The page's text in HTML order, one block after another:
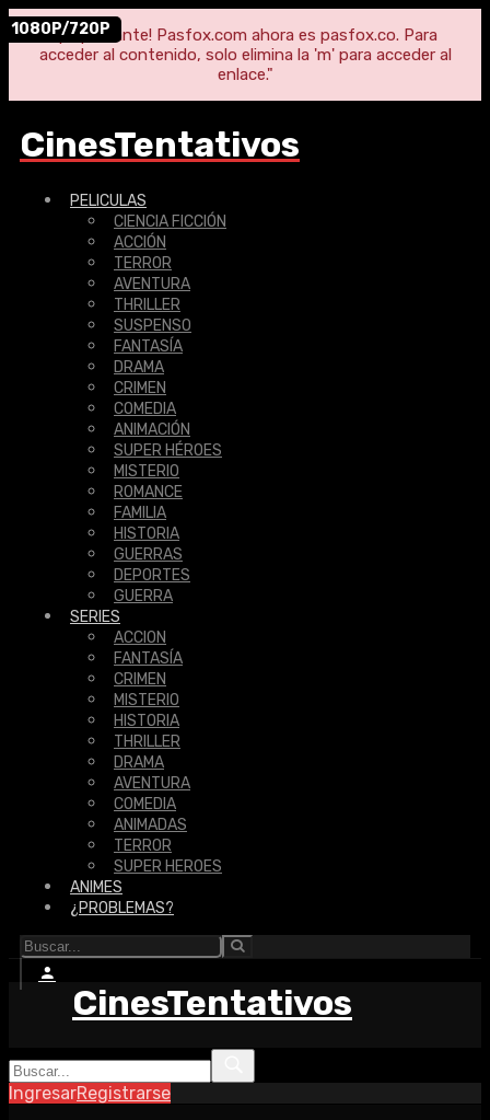
"¡Importante! Pasfox.com ahora es pasfox.co. Para
acceder al contenido, solo elimina la 'm' para acceder al
enlace."
CinesTentativos
PELICULAS
CIENCIA FICCIÓN
ACCIÓN
TERROR
AVENTURA
THRILLER
SUSPENSO
FANTASÍA
DRAMA
CRIMEN
COMEDIA
ANIMACIÓN
SUPER HÉROES
MISTERIO
ROMANCE
FAMILIA
HISTORIA
GUERRAS
DEPORTES
GUERRA
SERIES
ACCION
FANTASÍA
CRIMEN
MISTERIO
HISTORIA
THRILLER
DRAMA
AVENTURA
COMEDIA
ANIMADAS
TERROR
SUPER HEROES
ANIMES
¿PROBLEMAS?
CinesTentativos
IngresarRegistrarse
1080P/720P